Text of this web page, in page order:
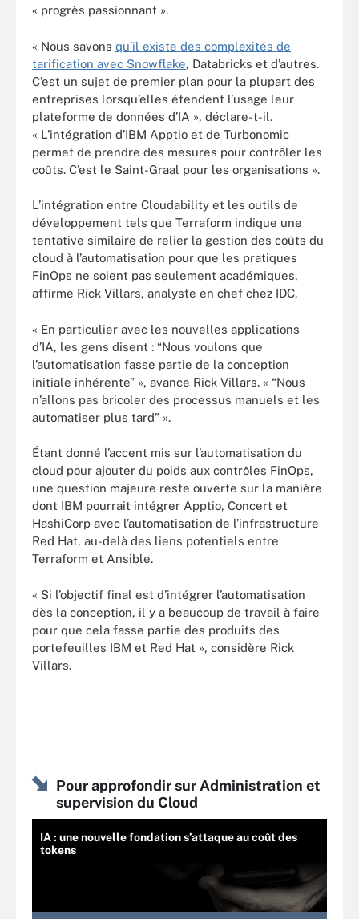
« progrès passionnant ».
« Nous savons qu’il existe des complexités de
tarification avec Snowflake, Databricks et d’autres.
C’est un sujet de premier plan pour la plupart des
entreprises lorsqu’elles étendent l’usage leur
plateforme de données d’IA », déclare-t-il.
« L’intégration d’IBM Apptio et de Turbonomic
permet de prendre des mesures pour contrôler les
coûts. C’est le Saint-Graal pour les organisations ».
L’intégration entre Cloudability et les outils de
développement tels que Terraform indique une
tentative similaire de relier la gestion des coûts du
cloud à l’automatisation pour que les pratiques
FinOps ne soient pas seulement académiques,
affirme Rick Villars, analyste en chef chez IDC.
« En particulier avec les nouvelles applications
d’IA, les gens disent : “Nous voulons que
l’automatisation fasse partie de la conception
initiale inhérente” », avance Rick Villars. « “Nous
n’allons pas bricoler des processus manuels et les
automatiser plus tard” ».
Étant donné l’accent mis sur l’automatisation du
cloud pour ajouter du poids aux contrôles FinOps,
une question majeure reste ouverte sur la manière
dont IBM pourrait intégrer Apptio, Concert et
HashiCorp avec l’automatisation de l’infrastructure
Red Hat, au-delà des liens potentiels entre
Terraform et Ansible.
« Si l’objectif final est d’intégrer l’automatisation
dès la conception, il y a beaucoup de travail à faire
pour que cela fasse partie des produits des
portefeuilles IBM et Red Hat », considère Rick
Villars.
Pour approfondir sur Administration et
supervision du Cloud
IA : une nouvelle fondation s’attaque au coût des
tokens